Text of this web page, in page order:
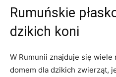
Rumuńskie
dzikich koni
W Rumunii znajduje się
domem dla dzikich zwierząt,